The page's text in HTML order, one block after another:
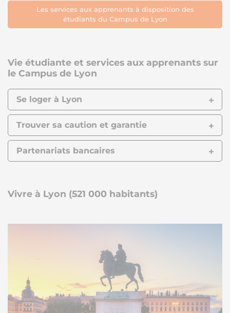
Les services aux apprenants à disposition des
étudiants du Campus de Lyon
Vie étudiante et services aux apprenants sur
le Campus de Lyon
Se loger à Lyon
Trouver sa caution et garantie
Partenariats bancaires
Vivre à Lyon (521 000 habitants)